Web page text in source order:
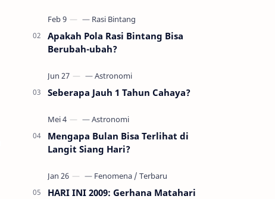
gerhana Matahari akan terjadi sebanyak
22…
Apakah Pola Rasi Bintang Bisa
Berubah-ubah?
Seberapa Jauh 1 Tahun Cahaya?
Mengapa Bulan Bisa Terlihat di
Langit Siang Hari?
HARI INI 2009: Gerhana Matahari